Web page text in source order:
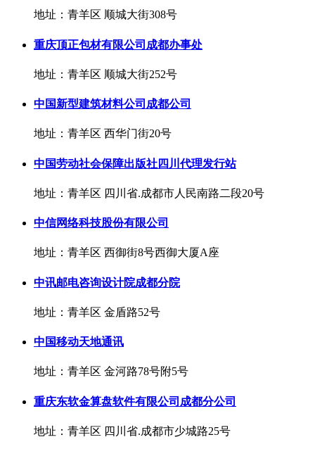
地址：青羊区 顺城大街308号
重庆顶正包材有限公司成都办事处
地址：青羊区 顺城大街252号
中国新型建筑材料公司成都公司
地址：青羊区 西华门街20号
中国劳动社会保障出版社四川代理发行站
地址：青羊区 四川省.成都市人民南路二段20号
中信网络科技股份有限公司
地址：青羊区 西御街8号西御大厦A座
中讯邮电咨询设计院成都分院
地址：青羊区 金盾路52号
中国移动天地通讯
地址：青羊区 金河路78号附5号
重庆东软金算盘软件有限公司成都分公司
地址：青羊区 四川省.成都市少城路25号